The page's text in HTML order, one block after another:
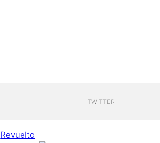
TWITTER